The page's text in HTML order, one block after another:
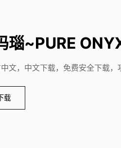
瑙~PURE
文，中文下载，免费安全下载，
载